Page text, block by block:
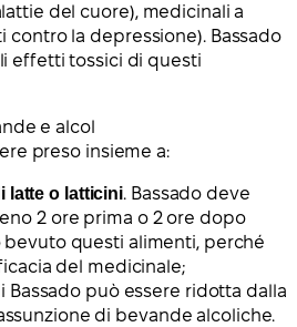
del cuore), medicinali a
contro la depressione). Bassado
effetti tossici di questi
e alcol
preso insieme a:
latte o latticini. Bassado deve
2 ore prima o 2 ore dopo
bevuto questi alimenti, perché
del medicinale;
Bassado può essere ridotta dalla
di bevande alcoliche.